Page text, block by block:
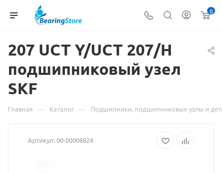
0
207 UCT Материал
о
207
Y/UCT
Y/UCT 207/H
подшипниковый узел
SKF
Главная — Каталог — Подшипники, подшипниковые узлы и
Артикул:00-00008824